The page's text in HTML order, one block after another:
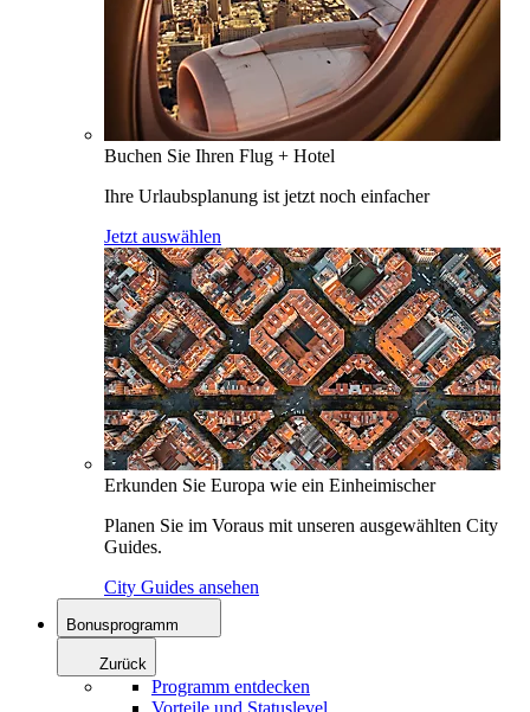
Buchen Sie Ihren Flug + Hotel
Ihre Urlaubsplanung ist jetzt noch einfacher
Jetzt auswählen
Erkunden Sie Europa wie ein Einheimischer
Planen Sie im Voraus mit unseren ausgewählten City
Guides.
City Guides ansehen
Bonusprogramm
Zurück
Programm entdecken
Vorteile und Statuslevel